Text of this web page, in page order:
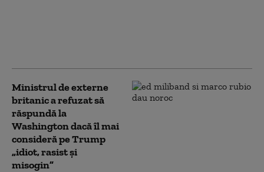
Ministrul de externe
britanic a refuzat să
răspundă la
Washington dacă îl mai
consideră pe Trump
„idiot, rasist şi
misogin”